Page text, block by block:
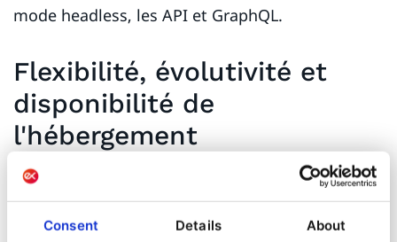
Consent Details About
mode headless, les API et GraphQL.
Flexibilité, évolutivité et
disponibilité de
l'hébergement
Ibexa Cloud est amélioré par une plateforme
DevOps prête à l'emploi permettant un flux de
travail intégré de développement / mise en